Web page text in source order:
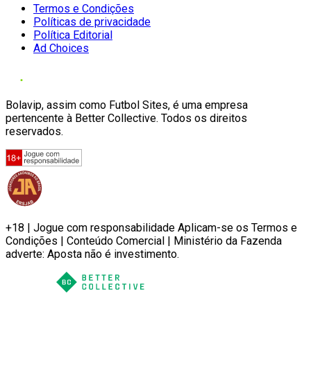
Termos e Condições
Políticas de privacidade
Política Editorial
Ad Choices
Bolavip, assim como Futbol Sites, é uma empresa
pertencente à Better Collective. Todos os direitos
reservados.
+18 | Jogue com responsabilidade Aplicam-se os Termos e
Condições | Conteúdo Comercial | Ministério da Fazenda
adverte: Aposta não é investimento.